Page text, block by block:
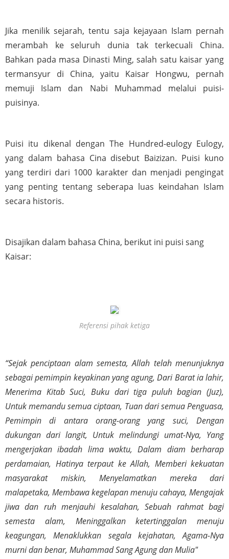
Jika menilik sejarah, tentu saja kejayaan Islam pernah
merambah ke seluruh dunia tak terkecuali China.
Bahkan pada masa Dinasti Ming, salah satu kaisar yang
termansyur di China, yaitu Kaisar Hongwu, pernah
memuji Islam dan Nabi Muhammad melalui puisi-
puisinya.
Puisi itu dikenal dengan The Hundred-eulogy Eulogy,
yang dalam bahasa Cina disebut Baizizan. Puisi kuno
yang terdiri dari 1000 karakter dan menjadi pengingat
yang penting tentang seberapa luas keindahan Islam
secara historis.
Disajikan dalam bahasa China, berikut ini puisi sang
Kaisar:
Referensi pihak ketiga
“Sejak penciptaan alam semesta, Allah telah menunjuknya
sebagai pemimpin keyakinan yang agung, Dari Barat ia lahir,
Menerima Kitab Suci, Buku dari tiga puluh bagian (Juz),
Untuk memandu semua ciptaan, Tuan dari semua Penguasa,
Pemimpin di antara orang-orang yang suci, Dengan
dukungan dari langit, Untuk melindungi umat-Nya, Yang
mengerjakan ibadah lima waktu, Dalam diam berharap
perdamaian, Hatinya terpaut ke Allah, Memberi kekuatan
masyarakat miskin, Menyelamatkan mereka dari
malapetaka, Membawa kegelapan menuju cahaya, Mengajak
jiwa dan ruh menjauhi kesalahan, Sebuah rahmat bagi
semesta alam, Meninggalkan ketertinggalan menuju
keagungan, Menaklukkan segala kejahatan, Agama-Nya
murni dan benar, Muhammad Sang Agung dan Mulia"